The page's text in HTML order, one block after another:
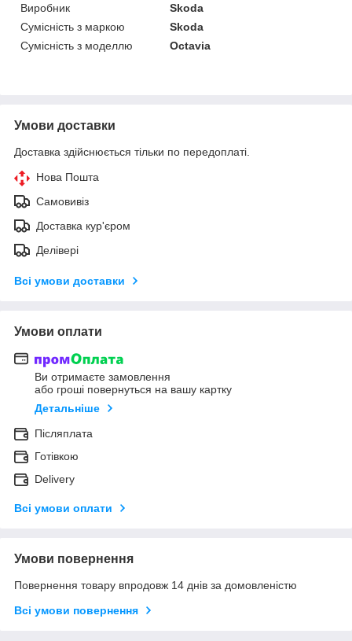
Виробник
Skoda
Сумісність з маркою
Skoda
Сумісність з моделлю
Octavia
Умови доставки
Доставка здійснюється тільки по передоплаті.
Нова Пошта
Самовивіз
Доставка кур'єром
Делівері
Всі умови доставки
Умови оплати
Ви отримаєте замовлення
або гроші повернуться на вашу картку
Детальніше
Післяплата
Готівкою
Delivery
Всі умови оплати
Умови повернення
Повернення товару впродовж 14 днів за домовленістю
Всі умови повернення